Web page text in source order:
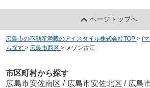
ページトップへ
広島市の不動産満載のアイスタイル株式会社TOP > (
ら探す > 広島市西区 > メゾン古江
市区町村から探す
広島市安佐南区 / 広島市安佐北区 / 広島